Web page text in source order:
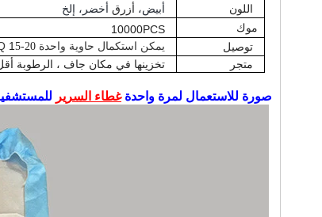
اللون
أبيض، أزرق أخضر، إلخ
موك
10000PCS
توصيل
يمكن استكمال حاوية واحدة 40HQ 1 5-20
متجر
تخزينها في مكان جاف ، الرطوبة أقل من 80 ٪ ، والتهوية ، مستودع الغاز
صورة للاستعمال لمرة واحدةغطاء السرير